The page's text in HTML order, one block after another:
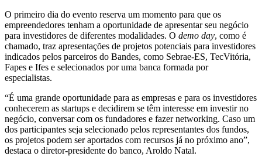
O primeiro dia do evento reserva um momento para que os
empreendedores tenham a oportunidade de apresentar seu negócio
para investidores de diferentes modalidades. O demo day, como é
chamado, traz apresentações de projetos potenciais para investidores
indicados pelos parceiros do Bandes, como Sebrae-ES, TecVitória,
Fapes e Ifes e selecionados por uma banca formada por
especialistas.
“É uma grande oportunidade para as empresas e para os investidores
conhecerem as startups e decidirem se têm interesse em investir no
negócio, conversar com os fundadores e fazer networking. Caso um
dos participantes seja selecionado pelos representantes dos fundos,
os projetos podem ser aportados com recursos já no próximo ano”,
destaca o diretor-presidente do banco, Aroldo Natal.